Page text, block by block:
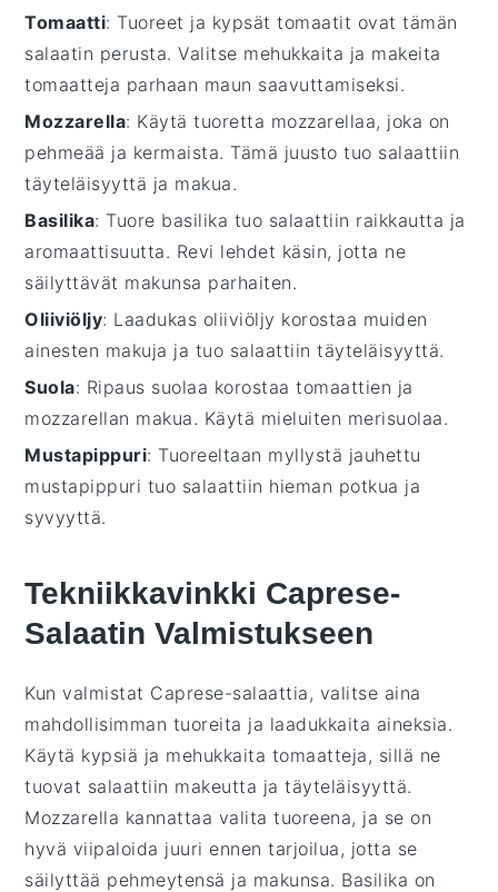
Tomaatti: Tuoreet ja kypsät tomaatit ovat tämän
salaatin perusta. Valitse mehukkaita ja makeita
tomaatteja parhaan maun saavuttamiseksi.
Mozzarella: Käytä tuoretta mozzarellaa, joka on
pehmeää ja kermaista. Tämä juusto tuo salaattiin
täyteläisyyttä ja makua.
Basilika: Tuore basilika tuo salaattiin raikkautta ja
aromaattisuutta. Revi lehdet käsin, jotta ne
säilyttävät makunsa parhaiten.
Oliiviöljy: Laadukas oliiviöljy korostaa muiden
ainesten makuja ja tuo salaattiin täyteläisyyttä.
Suola: Ripaus suolaa korostaa tomaattien ja
mozzarellan makua. Käytä mieluiten merisuolaa.
Mustapippuri: Tuoreeltaan myllystä jauhettu
mustapippuri tuo salaattiin hieman potkua ja
syvyyttä.
Tekniikkavinkki Caprese-
Salaatin Valmistukseen
Kun valmistat Caprese-salaattia , valitse aina
mahdollisimman tuoreita ja laadukkaita aineksia.
Käytä kypsiä ja mehukkaita tomaatteja , sillä ne
tuovat salaattiin makeutta ja täyteläisyyttä.
Mozzarella kannattaa valita tuoreena, ja se on
hyvä viipaloida juuri ennen tarjoilua, jotta se
säilyttää pehmeytensä ja makunsa. Basilika on